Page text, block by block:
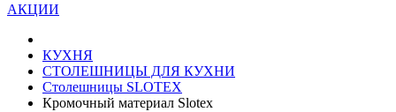
АКЦИИ
КУХНЯ
СТОЛЕШНИЦЫ ДЛЯ КУХНИ
Столешницы SLOTEX
Кромочный материал Slotex